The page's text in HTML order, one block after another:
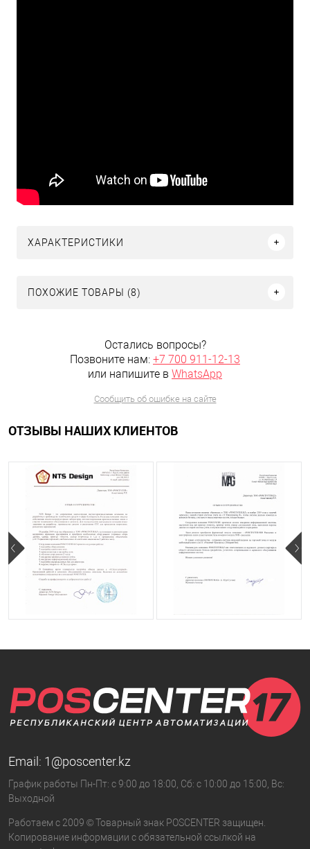
ХАРАКТЕРИСТИКИ
ПОХОЖИЕ ТОВАРЫ (8)
Остались вопросы?
Позвоните нам: +7 700 911-12-13
или напишите в WhatsApp
Сообщить об ошибке на сайте
ОТЗЫВЫ НАШИХ КЛИЕНТОВ
Email: 1@poscenter.kz
График работы Пн-Пт: с 9:00 до 18:00, Сб: с 10:00 до 15:00, Вс:
Выходной
Работаем с 2009 © Товарный знак POSCENTER защищен.
Копирование информации с обязательной ссылкой на